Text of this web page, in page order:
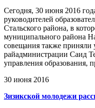
Сегодня, 30 июня 2016
руководителей
Стальского района, в
муниципального района
совещания также приняли
райадминистрации Саид
управления образования,
30 июня 2016
Зизикской молодежи